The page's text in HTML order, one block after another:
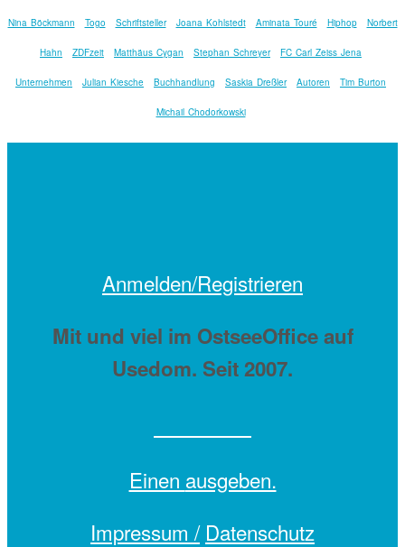
Nina Böckmann Togo Schriftsteller Joana Kohlstedt Aminata Touré Hiphop Norbert
Hahn ZDFzeit Matthäus Cygan Stephan Schreyer FC Carl Zeiss Jena
Unternehmen Julian Kiesche Buchhandlung Saskia Dreßler Autoren Tim Burton
Michail Chodorkowski
Anmelden/Registrieren
Mit und viel im OstseeOffice auf
Usedom. Seit 2007.
Einen ausgeben.
Impressum / Datenschutz